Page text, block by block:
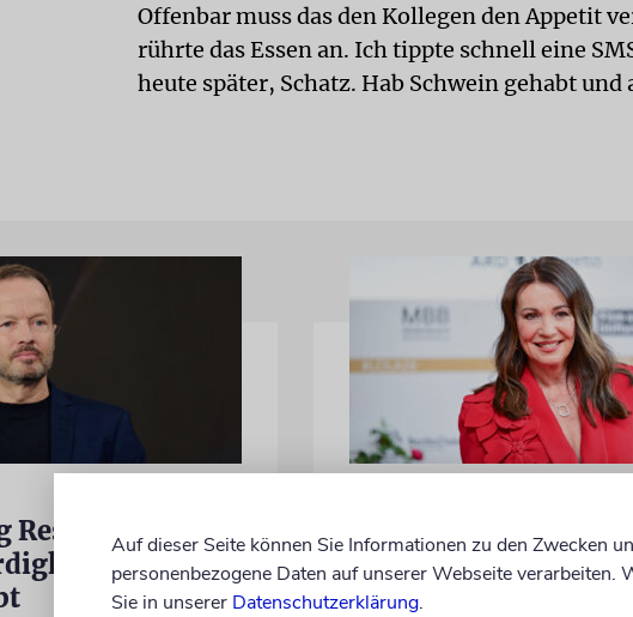
Offenbar muss das den Kollegen den Appetit
rührte das Essen an. Ich tippte schnell eine
heute später, Schatz. Hab Schwein gehabt
Restle die
des ÖRR
Einsatz gegen
Iris Berben erhält
Deutschen
Auf dieser Seite können Sie Informationen zu den Zwecken
personenbezogene Daten auf unserer Webseite verarbeiten.
Sie in unserer Datenschutzerklärung.